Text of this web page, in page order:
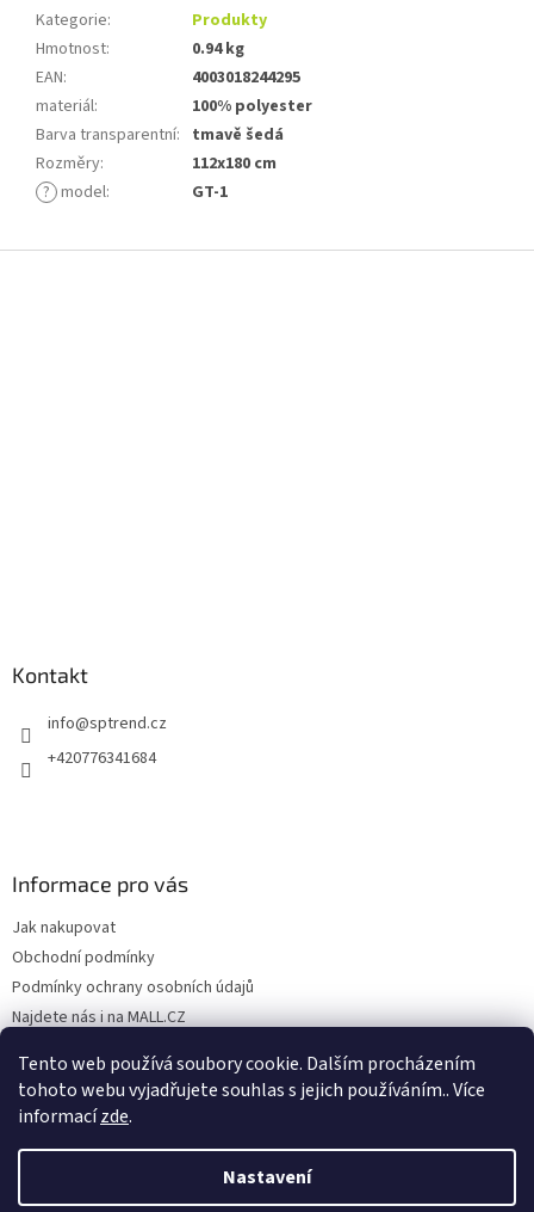
Tento web používá soubory cookie. Dalším procházením
tohoto webu vyjadřujete souhlas s jejich používáním.. Více
informacízde.
Nastavení
Kategorie:
Produkty
Hmotnost:
0.94 kg
EAN:
4003018244295
materiál:
100% polyester
Barva transparentní: tmavě šedá
Rozměry:
112x180 cm
? model: GT-1
Kontakt
info@sptrend.cz
+420776341684
Informace pro vás
Jak nakupovat
Obchodní podmínky
Podmínky ochrany osobních údajů
Najdete nás i na MALL.CZ
Formulář pro uplatnění reklamace
Vytvořil Shoptet